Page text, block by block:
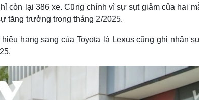
còn lại 386 xe. Cũng chính vì sự sụt giảm của hai
tăng trưởng trong tháng 2/2025.
hạng sang của Toyota là Lexus cũng ghi nhận